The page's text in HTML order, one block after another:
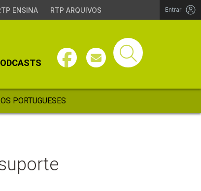
ENSINA RTP ARQUIVOS Entrar
PORTUGUESES